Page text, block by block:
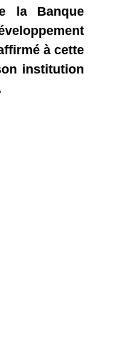
la Banque
à cette
institution